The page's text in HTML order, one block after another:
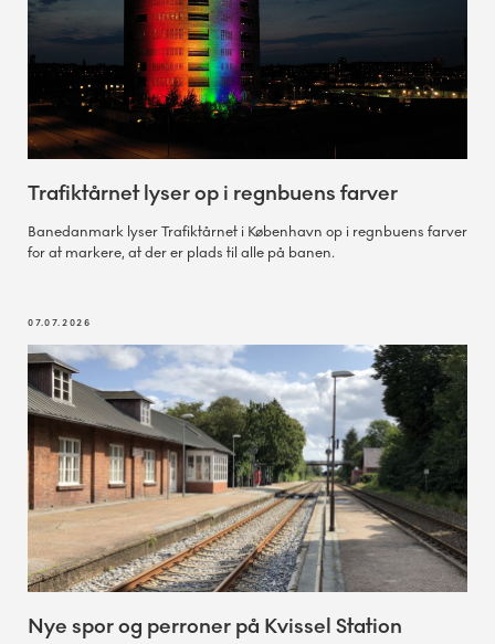
Trafiktårnet lyser op i regnbuens farver
Banedanmark lyser Trafiktårnet i København op i regnbuens farver
for at markere, at der er plads til alle på banen.
07.07.2026
Nye spor og perroner på Kvissel Station